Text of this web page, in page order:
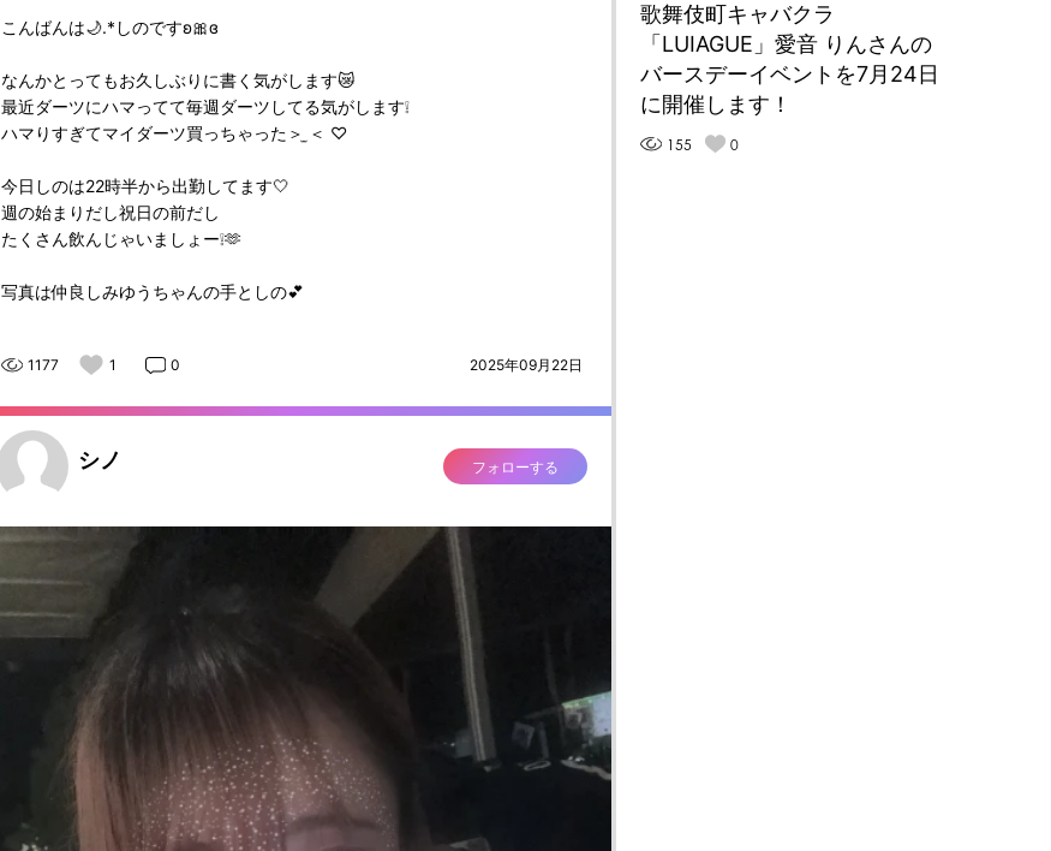
こんばんは🌙.*しのですʚ🎀ɞ
なんかとってもお久しぶりに書く気がします😿
最近ダーツにハマってて毎週ダーツしてる気がします❕
ハマりすぎてマイダーツ買っちゃった＞ ̫＜ ♡
今日しのは22時半から出勤してます🤍
週の始まりだし祝日の前だし
たくさん飲んじゃいましょー❕🫶
写真は仲良しみゆうちゃんの手としの💕
1177 1 0 2025年09月22日
シノ フォローする
歌舞伎町キャバクラ
「LUIAGUE」愛音 りんさんの
バースデーイベントを7月24日
に開催します！
155 0